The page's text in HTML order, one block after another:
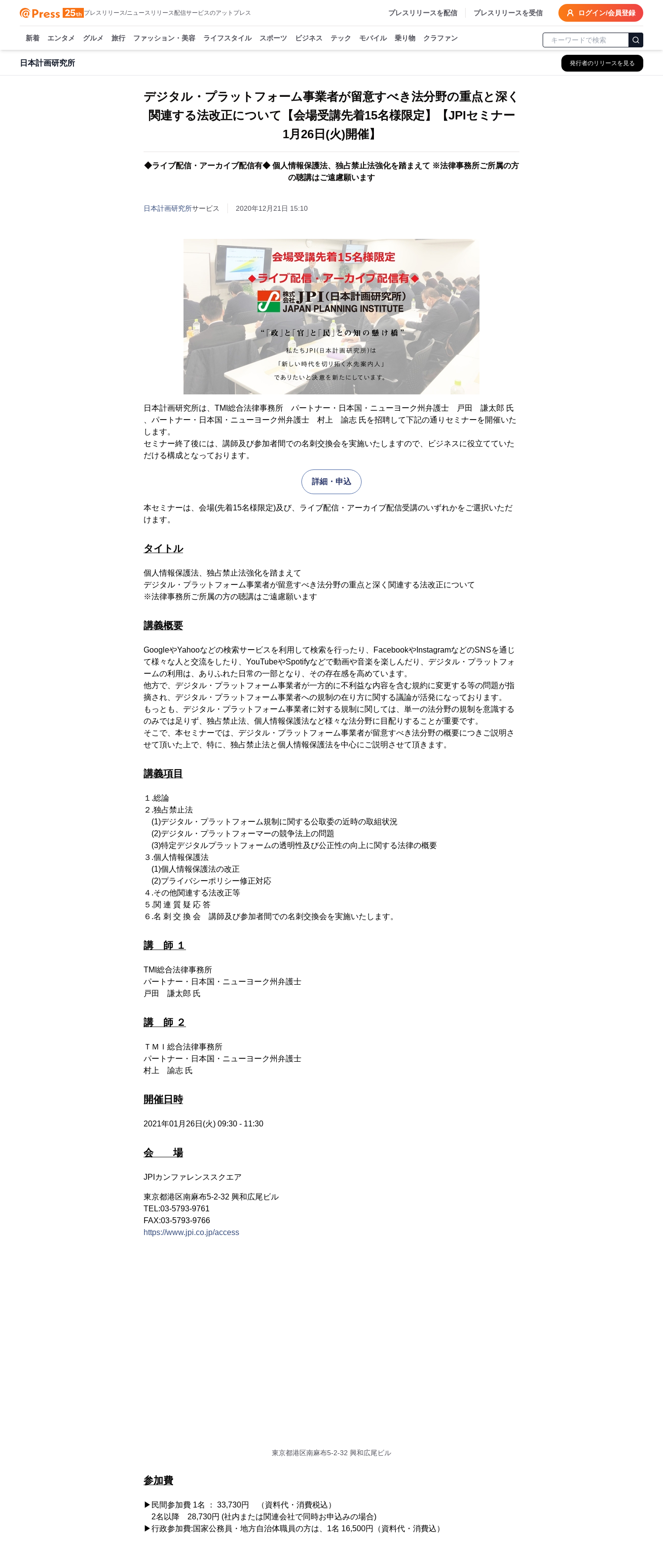
プレスリリース/ニュースリリース配信サービスのアットプレス プレスリリースを配信 プレスリリースを受信 ログイン/会員登録
新着 エンタメ グルメ 旅行 ファッション・美容 ライフスタイル スポーツ ビジネス テック モバイル 乗り物 クラファン
日本計画研究所 発行者のリリースを見る
デジタル・プラットフォーム事業者が留意すべき法分野の重点と深く
関連する法改正について【会場受講先着15名様限定】【JPIセミナー
1月26日(火)開催】
◆ライブ配信・アーカイブ配信有◆ 個人情報保護法、独占禁止法強化を踏まえて ※法律事務所ご所属の方
の聴講はご遠慮願います
日本計画研究所サービス 2020年12月21日 15:10
日本計画研究所は、TMI総合法律事務所 パートナー・日本国・ニューヨーク州弁護士 戸田 謙太郎 氏
、パートナー・日本国・ニューヨーク州弁護士 村上 諭志 氏を招聘して下記の通りセミナーを開催いた
します。
セミナー終了後には、講師及び参加者間での名刺交換会を実施いたしますので、ビジネスに役立てていた
だける構成となっております。
詳細・申込
本セミナーは、会場(先着15名様限定)及び、ライブ配信・アーカイブ配信受講のいずれかをご選択いただ
けます。
タイトル
個人情報保護法、独占禁止法強化を踏まえて
デジタル・プラットフォーム事業者が留意すべき法分野の重点と深く関連する法改正について
※法律事務所ご所属の方の聴講はご遠慮願います
講義概要
GoogleやYahooなどの検索サービスを利用して検索を行ったり、FacebookやInstagramなどのSNSを通じ
て様々な人と交流をしたり、YouTubeやSpotifyなどで動画や音楽を楽しんだり、デジタル・プラットフォ
ームの利用は、ありふれた日常の一部となり、その存在感を高めています。
他方で、デジタル・プラットフォーム事業者が一方的に不利益な内容を含む規約に変更する等の問題が指
摘され、デジタル・プラットフォーム事業者への規制の在り方に関する議論が活発になっております。
もっとも、デジタル・プラットフォーム事業者に対する規制に関しては、単一の法分野の規制を意識する
のみでは足りず、独占禁止法、個人情報保護法など様々な法分野に目配りすることが重要です。
そこで、本セミナーでは、デジタル・プラットフォーム事業者が留意すべき法分野の概要につきご説明さ
せて頂いた上で、特に、独占禁止法と個人情報保護法を中心にご説明させて頂きます。
講義項目
１.総論
２.独占禁止法
(1)デジタル・プラットフォーム規制に関する公取委の近時の取組状況
(2)デジタル・プラットフォーマーの競争法上の問題
(3)特定デジタルプラットフォームの透明性及び公正性の向上に関する法律の概要
３.個人情報保護法
(1)個人情報保護法の改正
(2)プライバシーポリシー修正対応
４.その他関連する法改正等
５.関 連 質 疑 応 答
６.名 刺 交 換 会 講師及び参加者間での名刺交換会を実施いたします。
講 師 １
TMI総合法律事務所
パートナー・日本国・ニューヨーク州弁護士
戸田 謙太郎 氏
講 師 ２
ＴＭＩ総合法律事務所
パートナー・日本国・ニューヨーク州弁護士
村上 諭志 氏
開催日時
2021年01月26日(火) 09:30 - 11:30
会 場
JPIカンファレンススクエア
東京都港区南麻布5-2-32 興和広尾ビル
TEL:03-5793-9761
FAX:03-5793-9766
https://www.jpi.co.jp/access
東京都港区南麻布5-2-32 興和広尾ビル
参加費
▶民間参加費 1名 ： 33,730円 （資料代・消費税込）
2名以降 28,730円 (社内または関連会社で同時お申込みの場合)
▶行政参加費:国家公務員・地方自治体職員の方は、1名 16,500円（資料代・消費込）